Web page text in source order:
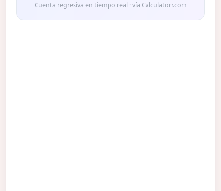
Cuenta regresiva en tiempo real · vía Calculatorr.com